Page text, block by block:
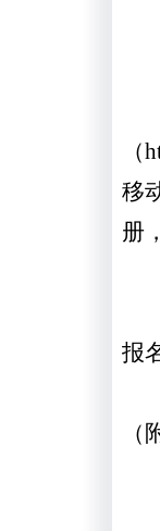
（
移
册
报
（